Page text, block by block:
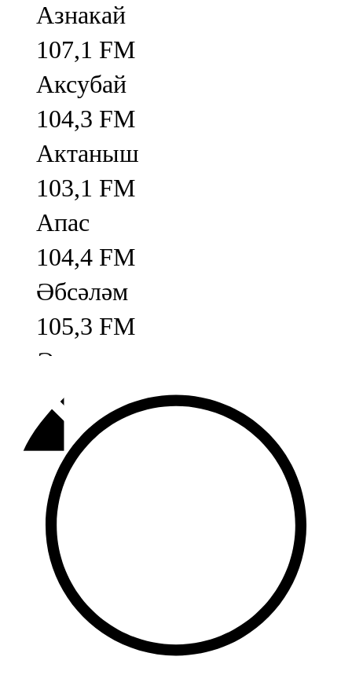
Азнакай
107,1 FM
Аксубай
104,3 FM
Актаныш
103,1 FM
Апас
104,4 FM
Әбсәләм
105,3 FM
Әлмәт
92,9 FM
Базарлы матак
107,1 FM
Балык бистәсе
104,9 FM
Баулы
107,5 FM
Биләр